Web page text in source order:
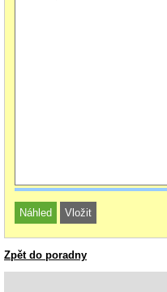
Zpět do poradny